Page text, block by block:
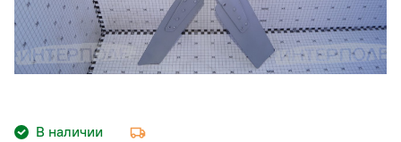
В наличии